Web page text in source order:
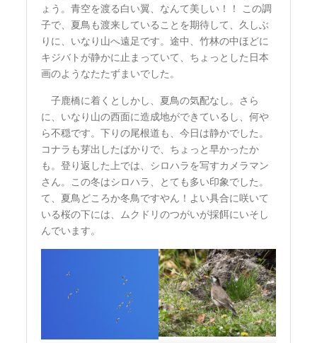
ょう。青空を渡る白い翼、なんて美しい！！ この調
子で、夏鳥も渡来していることを期待して、久しぶ
りに、いなり山へ遠足です。途中、竹林の中ほどに
キジバトが静かに止まっていて、ちょっとした日本
画のようなたたずまいでした。
子鹿橋に着くとしかし、夏鳥の気配なし。さら
に、いなり山の西面に造成地ができているし、何や
ら不穏です。下りの尾根道も、今日は静かでした。
コナラも芽出したばかりで、ちょっと早かったか
も。登り返した上では、シロハラを写すカメラマン
さん。この冬はシロハラ、とても多い印象でした。
て、夏鳥どころか冬鳥ですやん！よい具合に咲いて
いる桜の下には、ムクドリのつがいが採餌にいそし
んでいます。